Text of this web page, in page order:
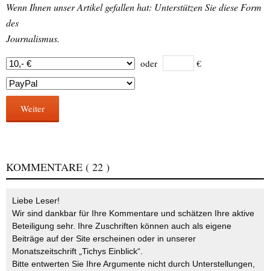
Wenn Ihnen unser Artikel gefallen hat: Unterstützen Sie diese Form
des
Journalismus.
oder €
Weiter
KOMMENTARE ( 22 )
Liebe Leser!
Wir sind dankbar für Ihre Kommentare und schätzen Ihre aktive
Beteiligung sehr. Ihre Zuschriften können auch als eigene
Beiträge auf der Site erscheinen oder in unserer
Monatszeitschrift „Tichys Einblick“.
Bitte entwerten Sie Ihre Argumente nicht durch Unterstellungen,